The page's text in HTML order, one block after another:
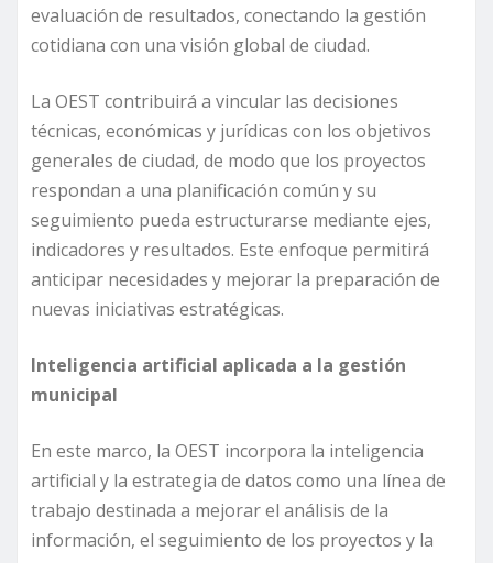
evaluación de resultados, conectando la gestión
cotidiana con una visión global de ciudad.
La OEST contribuirá a vincular las decisiones
técnicas, económicas y jurídicas con los objetivos
generales de ciudad, de modo que los proyectos
respondan a una planificación común y su
seguimiento pueda estructurarse mediante ejes,
indicadores y resultados. Este enfoque permitirá
anticipar necesidades y mejorar la preparación de
nuevas iniciativas estratégicas.
Inteligencia artificial aplicada a la gestión
municipal
En este marco, la OEST incorpora la inteligencia
artificial y la estrategia de datos como una línea de
trabajo destinada a mejorar el análisis de la
información, el seguimiento de los proyectos y la